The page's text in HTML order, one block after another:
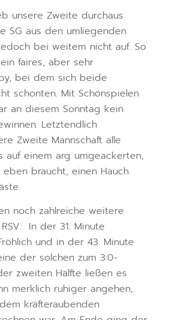
unsere Zweite durchaus
SG aus den umliegenden
bei weitem nicht auf. So
faires, aber sehr
bei dem sich beide
schonten. Mit Schönspielen
an diesem Sonntag kein
Letztendlich
Zweite Mannschaft alle
auf einem arg umgeackerten,
eben braucht, einen Hauch
noch zahlreiche weitere
In der 31. Minute
und in der 43. Minute
der solchen zum 3:0-
zweiten Hälfte ließen es
merklich ruhiger angehen,
kräfteraubenden